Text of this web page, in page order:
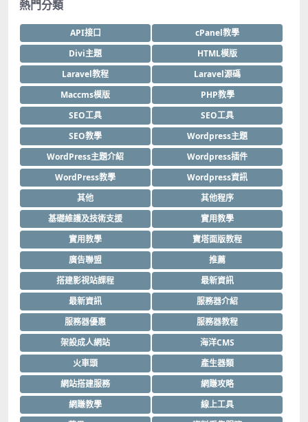
熱門分類
API接口
cPanel教學
Divi主題
HTML模版
Laravel教程
Laravel源碼
Maccms模版
PHP教學
SEO工具
SEO工具
SEO教學
Wordpress主題
WordPress主題介紹
Wordpress插件
WordPress教學
Wordpress資訊
其他
其他程序
基礎維護及技術支援
實用教學
實用教學
寶塔面版教程
廣告聯盟
推薦
搭建影視站課程
最新資訊
最新資訊
服務器介紹
服務器優惠
服務器教程
架設成人網站
海洋CMS
火車頭
產生器類
網站搭建服務
網賺攻略
網賺教學
線上工具